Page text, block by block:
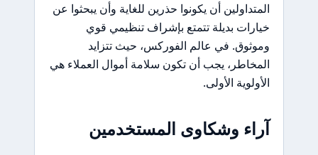
المتداولين أن يكونوا حذرين للغاية وأن يبحثوا عن
خيارات بديلة تتمتع بإشراف تنظيمي قوي
وموثوق. في عالم الفوركس، حيث تتزايد
المخاطر، يجب أن تكون سلامة أموال العملاء هي
الأولوية الأولى.
آراء وشكاوى المستخدمين